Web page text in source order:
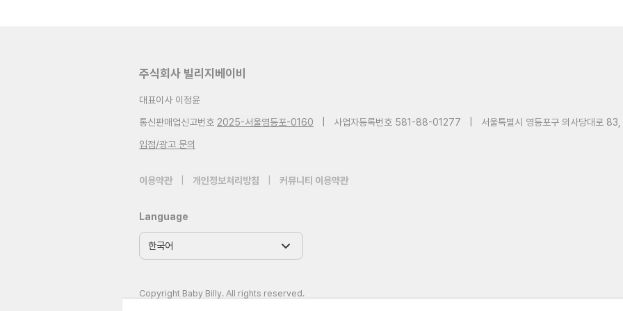
주식회사 빌리지베이비
대표이사 이정윤
통신판매업신고번호 2025-서울영등포-0160 사업자등록번호 581-88-01277
서울특별시 영등포구 의사당대로
입점/광고 문의
이용약관 개인정보처리방침 커뮤니티 이용약관
Language
Copyright Baby Billy. All rights reserved.